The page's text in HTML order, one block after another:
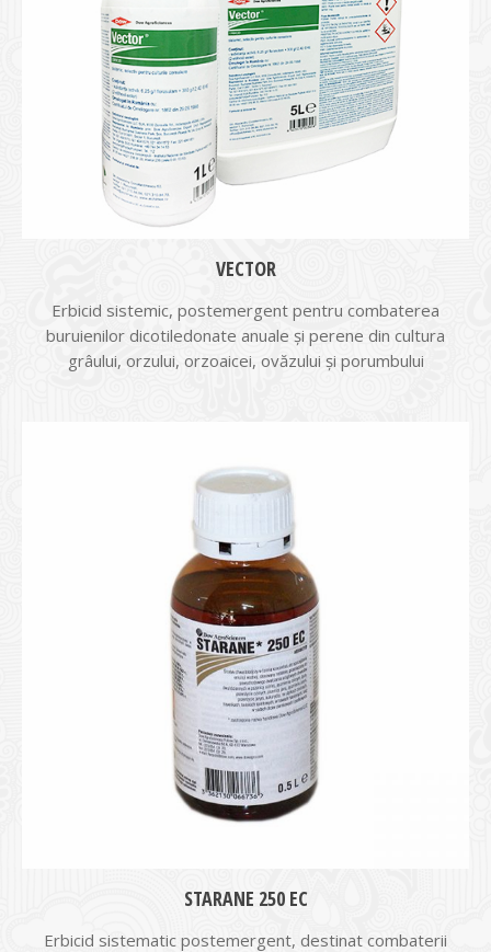
VECTOR
Erbicid sistemic, postemergent pentru combaterea
buruienilor dicotiledonate anuale și perene din cultura
grâului, orzului, orzoaicei, ovăzului și porumbului
STARANE 250 EC
Erbicid sistematic postemergent, destinat combaterii